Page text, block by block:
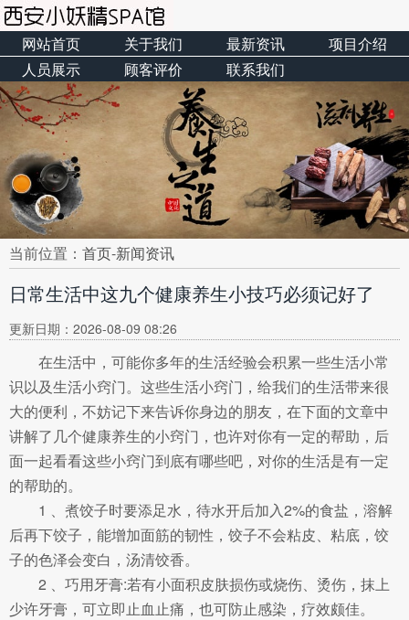
网站首页 关于我们 最新资讯
项目介绍
人员展示
顾客评价 联系我们
当前位置： 首页-新闻资讯
日常生活中这九个健康养生小技巧必须记好了
更新日期：2026-08-09 08:26
在生活中，可能你多年的生活经验会积累一些生活小常
识以及生活小窍门。这些生活小窍门，给我们的生活带来很
大的便利，不妨记下来告诉你身边的朋友，在下面的文章中
讲解了几个健康养生的小窍门，也许对你有一定的帮助，后
面一起看看这些小窍门到底有哪些吧，对你的生活是有一定
的帮助的。
1 、煮饺子时要添足水，待水开后加入2%的食盐，溶解
后再下饺子，能增加面筋的韧性，饺子不会粘皮、粘底，饺
子的色泽会变白，汤清饺香。
2 、巧用牙膏:若有小面积皮肤损伤或烧伤、烫伤，抹上
少许牙膏，可立即止血止痛，也可防止感染，疗效颇佳。